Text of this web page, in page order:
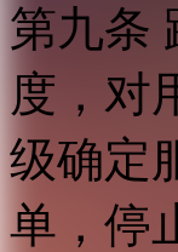
第九条
度，对
级确定
单，停